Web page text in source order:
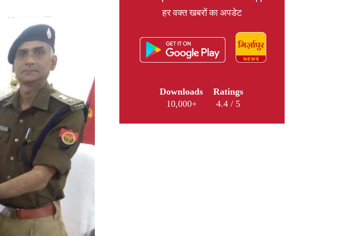
News,
Latest
News
हर वक्त खबरों का अपडेट
Downloads
10,000+
Ratings
4.4 / 5